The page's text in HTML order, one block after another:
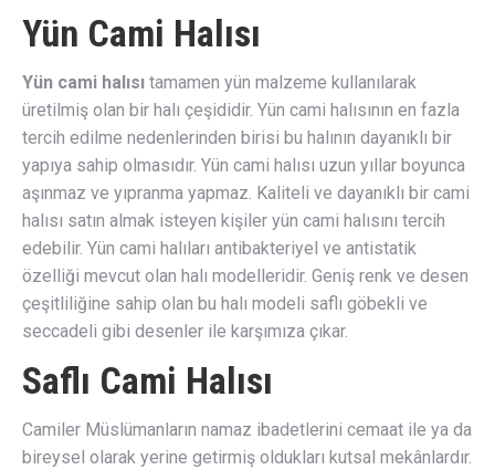
Yün Cami Halısı
Yün cami halısı tamamen yün malzeme kullanılarak
üretilmiş olan bir halı çeşididir. Yün cami halısının en fazla
tercih edilme nedenlerinden birisi bu halının dayanıklı bir
yapıya sahip olmasıdır. Yün cami halısı uzun yıllar boyunca
aşınmaz ve yıpranma yapmaz. Kaliteli ve dayanıklı bir cami
halısı satın almak isteyen kişiler yün cami halısını tercih
edebilir. Yün cami halıları antibakteriyel ve antistatik
özelliği mevcut olan halı modelleridir. Geniş renk ve desen
çeşitliliğine sahip olan bu halı modeli saflı göbekli ve
seccadeli gibi desenler ile karşımıza çıkar.
Saflı Cami Halısı
Camiler Müslümanların namaz ibadetlerini cemaat ile ya da
bireysel olarak yerine getirmiş oldukları kutsal mekânlardır.